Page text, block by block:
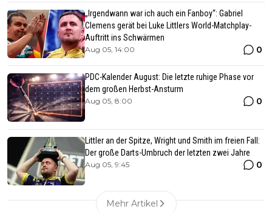
„Irgendwann war ich auch ein Fanboy“: Gabriel
Clemens gerät bei Luke Littlers World-Matchplay-
Auftritt ins Schwärmen
Aug 05, 14:00 0
PDC-Kalender August: Die letzte ruhige Phase vor
dem großen Herbst-Ansturm
Aug 05, 8:00 0
Littler an der Spitze, Wright und Smith im freien Fall:
Der große Darts-Umbruch der letzten zwei Jahre
Aug 05, 9:45 0
Mehr Artikel